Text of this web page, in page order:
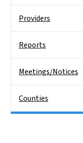
Providers
Reports
Meetings/Notices
Counties